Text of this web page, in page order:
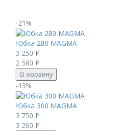
-21%
Юбка 280 MAGMA
3 250 Р
2 580 Р
В корзину
-13%
Юбка 300 MAGMA
3 750 Р
3 260 Р